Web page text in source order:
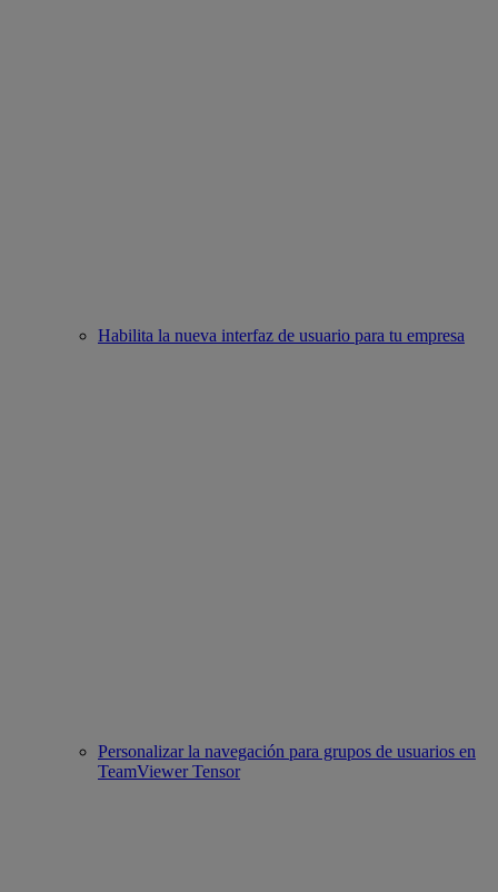
Habilita la nueva interfaz de usuario para tu empresa
Personalizar la navegación para grupos de usuarios en
TeamViewer Tensor